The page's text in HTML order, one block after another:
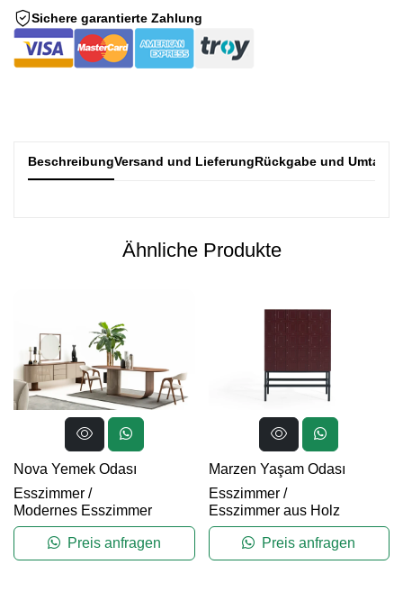
Sichere garantierte Zahlung
BeschreibungVersand und LieferungRückgabe und
Ähnliche Produkte
Nova Yemek Odası
Esszimmer /
Modernes Esszimmer
Preis anfragen
Marzen Yaşam Odası
Esszimmer/
Esszimmer aus Holz
Preis anfragen